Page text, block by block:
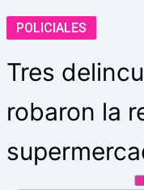
POLICIALES
Tres
robaron la